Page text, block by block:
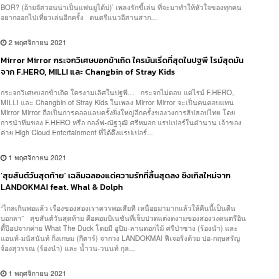
BOR? (อ้ายจัสวอนน่าเป็นแฟนยูได้บ่)’ เพลงรักขี้เล่น ที่จะมาทำให้หัวใจของทุกคน
อยากออกไปเที่ยวเล่นอีกครั้ง ดนตรีแนวอีสานสาก...
2 พฤศจิกายน 2021
Mirror Mirror กระจกวิเศษบอกข้าเถิด ใครมันเริ่ดที่สุดในปฐพี ไรม์สุดมัน
จาก F.HERO, MILLI และ Changbin of Stray Kids
กระจกวิเศษบอกข้าเถิด ใครงามเลิศในปฐพี… กระจกไม่ตอบ แต่ไรม์ F.HERO,
MILLI และ Changbin of Stray Kids ในเพลง Mirror Mirror จะเป็นคนตอบแทน
Mirror Mirror ถือเป็นการคอลแลบครั้งยิ่งใหญ่อีกครั้งของวงการฮิปฮอปไทย โดย
การนำทีมของ F.HERO หรือ กอล์ฟ-ณัฐวุฒิ ศรีหมอก แรปเปอร์ในตำนาน เจ้าของ
ค่าย High Cloud Entertainment ที่ได้ดึงแรปเปอร์...
1 พฤศจิกายน 2021
‘สุขสันต์วันสุดท้าย’ เฉลิมฉลองแด่ความรักที่สิ้นสุดลง ซิงเกิลใหม่จาก
LANDOKMAI feat. Whal & Dolph
“ไกลเกินพอแล้ว เรื่องของสองเราควรพอเสียที เหนื่อยมามากแล้วให้คืนนี้เป็นคืน
บอกลา” สุขสันต์วันสุดท้าย คือคอมบิเนชันที่เจ็บปวดแต่งดงามของสองวงดนตรีอิน
ดี้ป๊อปจากค่าย What The Duck โดยมี อูปิม-ลานดอกไม้ ศรีป่าซาง (ร้องนำ) และ
แอนท์-มนัสนันท์ กิ่งเกษม (กีตาร์) จากวง LANDOKMAI ฟีเจอริงด้วย ปอ-กฤษสรัญ
จ้องสุวรรณ (ร้องนำ) และ น้ำวน-วนนท์ กุล...
1 พฤศจิกายน 2021